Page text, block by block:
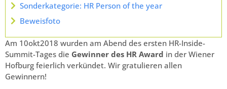
Sonderkategorie: HR Person of the year
Beweisfoto
Am 10okt2018 wurden am Abend des ersten HR-Inside-
Summit-Tages die Gewinner des HR Award in der Wiener
Hofburg feierlich verkündet. Wir gratulieren allen
Gewinnern!